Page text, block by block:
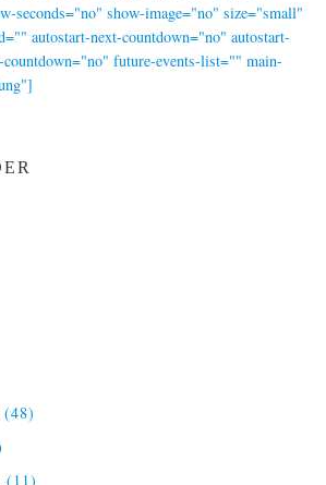
seconds="no" show-image="no" size="small"
autostart-next-countdown="no" autostart-
future-events-list="" main-
(48)
(11)